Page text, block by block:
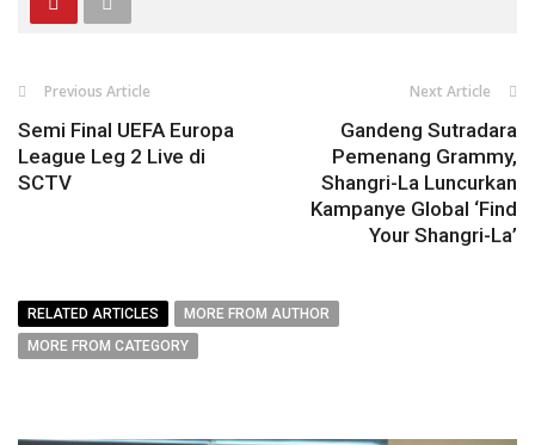
Previous Article
Semi Final UEFA Europa
League Leg 2 Live di
SCTV
Next Article
Gandeng Sutradara
Pemenang Grammy,
Shangri-La Luncurkan
Kampanye Global ‘Find
Your Shangri-La’
RELATED ARTICLES
MORE FROM AUTHOR
MORE FROM CATEGORY